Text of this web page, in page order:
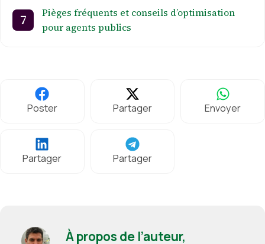
Pièges fréquents et conseils d’optimisation
pour agents publics
Poster Partager Envoyer
Partager Partager
À propos de l’auteur,